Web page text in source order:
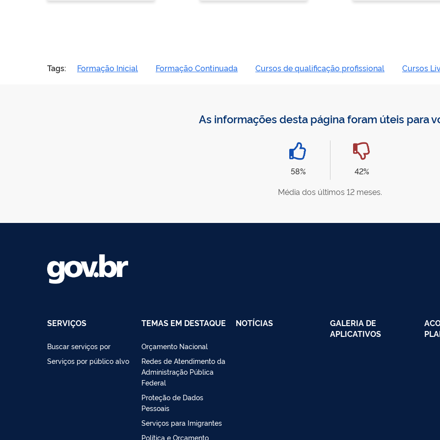
Tags: Formação Inicial Formação Continuada Cursos de qualificação profissional Cursos
As informações desta página foram úteis para
58%
42%
Média dos últimos 12 meses.
SERVIÇOS
Buscar serviços por
Serviços por público alvo
TEMAS EM DESTAQUE
Orçamento Nacional
Redes de Atendimento da
Administração Pública
Federal
Proteção de Dados
Pessoais
Serviços para Imigrantes
Política e Orçamento
NOTÍCIAS
GALERIA DE
APLICATIVOS